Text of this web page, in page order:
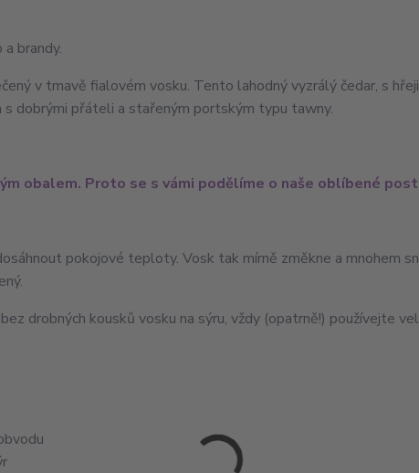
brandy.
v tmavě fialovém vosku. Tento lahodný vyzrálý čedar, s
s dobrými přáteli a stařeným portským typu tawny.
obalem. Proto se s vámi podělíme o naše oblíbené
pokojové teploty. Vosk tak mírně změkne a mnohem
drobných kousků vosku na sýru, vždy (opatrně!) používejte